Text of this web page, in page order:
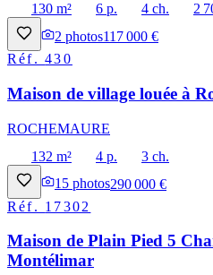
130 m²
6 p. 4 ch.
2
2 photos117 000 €
Réf.430
Maison de village louée à
ROCHEMAURE
132 m²
4 p.
3 ch.
15 photos290 000 €
Réf. 17302
Maison de Plain Pied 5
Montélimar